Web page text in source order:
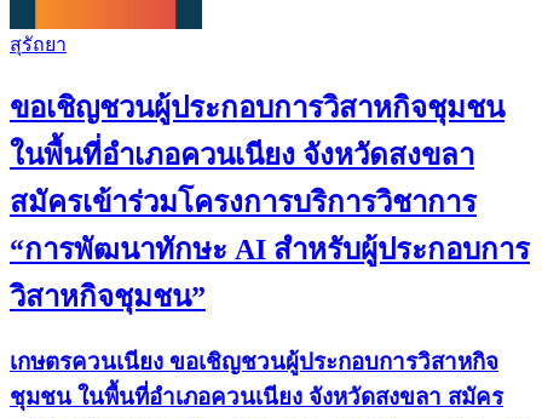
สุรัถยา
ขอเชิญชวนผู้ประกอบการวิสาหกิจชุมชน
ในพื้นที่อำเภอควนเนียง จังหวัดสงขลา
สมัครเข้าร่วมโครงการบริการวิชาการ
“การพัฒนาทักษะ AI สำหรับผู้ประกอบการ
วิสาหกิจชุมชน”
เกษตรควนเนียง ขอเชิญชวนผู้ประกอบการวิสาหกิจ
ชุมชน ในพื้นที่อำเภอควนเนียง จังหวัดสงขลา สมัคร